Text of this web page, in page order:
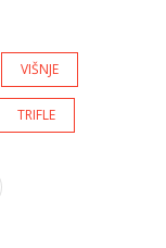
VIŠNJE
TRIFLE